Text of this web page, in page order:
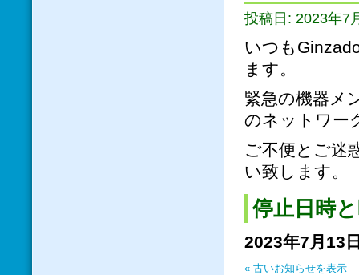
投稿日: 2023年7
いつも
ます。
緊急の機器メ
のネットワー
ご不便とご迷
い致します。
停止日時
2023年7月13
« 古いお知らせを表示